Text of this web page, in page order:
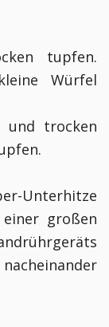
tupfen.
Würfel
und trocken
Unterhitze
großen